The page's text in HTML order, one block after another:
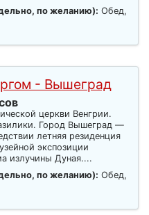
по желанию): Обед,
- Вышеград
церкви Венгрии.
Город Вышеград —
летняя резиденция
экспозиции
излучины Дуная....
по желанию): Обед,